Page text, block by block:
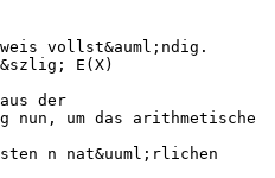
vollst&auml;ndig.
E(X)
der
nun, um das arithmetische
n nat&uuml;rlichen